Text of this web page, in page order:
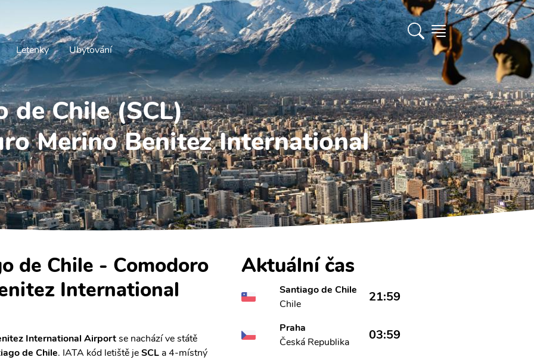
Letenky Ubytování
de Chile (SCL)
Merino Benitez International
de Chile - Comodoro
International
International Airportse nachází ve státě
de Chile. IATA kód letiště jeSCL a 4-místný
Aktuální čas
Santiago de Chile
Chile
21:59
Praha
Česká Republika
03:59